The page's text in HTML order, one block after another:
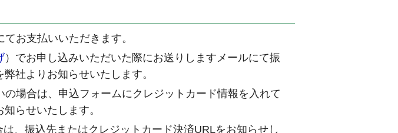
お支払いいただきます。
）でお申し込みいただいた際にお送りしますメールにて振
社よりお知らせいたします。
場合は、申込フォームにクレジットカード情報を入れて
らせいたします。
、振込先またはクレジットカード決済URLをお知らせし